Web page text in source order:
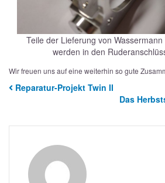
Teile der Lieferung von
werden in den
Wir freuen uns auf eine weiterhin so gute
Reparatur-Projekt Twin II
Das